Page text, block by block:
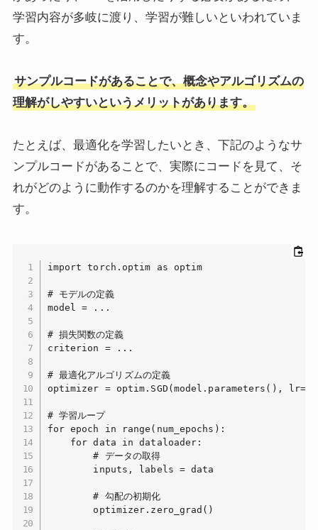
学習内容が多岐に渡り、学習が難しいといわれていま
す。
サンプルコードがあることで、概念やアルゴリズムの
理解がしやすいというメリットがあります。
たとえば、最適化を学習したいとき、下記のようなサ
ンプルコードがあることで、実際にコードを見て、そ
れがどのように動作するのかを理解することができま
す。
import torch.optim as optim
# モデルの定義
model = ...
# 損失関数の定義
criterion = ...
# 最適化アルゴリズムの定義
optimizer = optim.SGD(model.parameters(),
# 学習ループ
for epoch in range(num_epochs):
    for data in dataloader:
        # データの取得
        inputs, labels = data
        # 勾配の初期化
        optimizer.zero_grad()